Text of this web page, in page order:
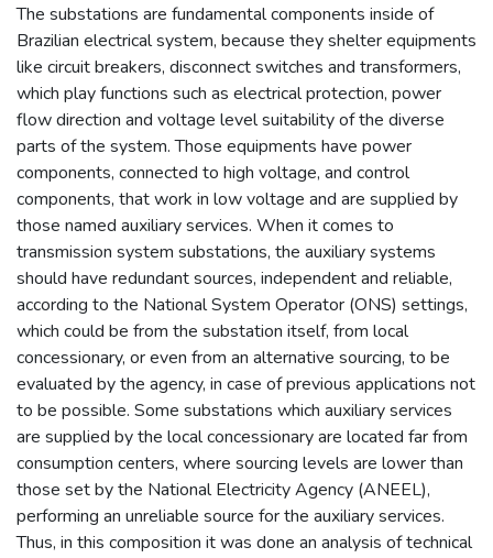
The substations are fundamental components inside of
Brazilian electrical system, because they shelter equipments
like circuit breakers, disconnect switches and transformers,
which play functions such as electrical protection, power
flow direction and voltage level suitability of the diverse
parts of the system. Those equipments have power
components, connected to high voltage, and control
components, that work in low voltage and are supplied by
those named auxiliary services. When it comes to
transmission system substations, the auxiliary systems
should have redundant sources, independent and reliable,
according to the National System Operator (ONS) settings,
which could be from the substation itself, from local
concessionary, or even from an alternative sourcing, to be
evaluated by the agency, in case of previous applications not
to be possible. Some substations which auxiliary services
are supplied by the local concessionary are located far from
consumption centers, where sourcing levels are lower than
those set by the National Electricity Agency (ANEEL),
performing an unreliable source for the auxiliary services.
Thus, in this composition it was done an analysis of technical